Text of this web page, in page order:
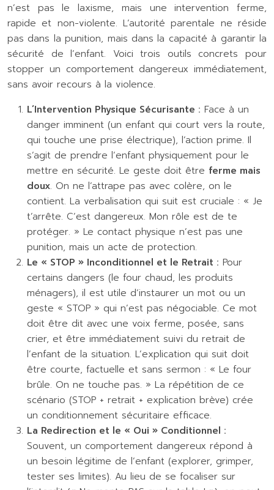
n’est pas le laxisme, mais une intervention ferme,
rapide et non-violente. L’autorité parentale ne réside
pas dans la punition, mais dans la capacité à garantir la
sécurité de l’enfant. Voici trois outils concrets pour
stopper un comportement dangereux immédiatement,
sans avoir recours à la violence.
L’Intervention Physique Sécurisante : Face à un
danger imminent (un enfant qui court vers la route,
qui touche une prise électrique), l’action prime. Il
s’agit de prendre l’enfant physiquement pour le
mettre en sécurité. Le geste doit être ferme mais
doux. On ne l’attrape pas avec colère, on le
contient. La verbalisation qui suit est cruciale : « Je
t’arrête. C’est dangereux. Mon rôle est de te
protéger. » Le contact physique n’est pas une
punition, mais un acte de protection.
Le « STOP » Inconditionnel et le Retrait : Pour
certains dangers (le four chaud, les produits
ménagers), il est utile d’instaurer un mot ou un
geste « STOP » qui n’est pas négociable. Ce mot
doit être dit avec une voix ferme, posée, sans
crier, et être immédiatement suivi du retrait de
l’enfant de la situation. L’explication qui suit doit
être courte, factuelle et sans sermon : « Le four
brûle. On ne touche pas. » La répétition de ce
scénario (STOP + retrait + explication brève) crée
un conditionnement sécuritaire efficace.
La Redirection et le « Oui » Conditionnel :
Souvent, un comportement dangereux répond à
un besoin légitime de l’enfant (explorer, grimper,
tester ses limites). Au lieu de se focaliser sur